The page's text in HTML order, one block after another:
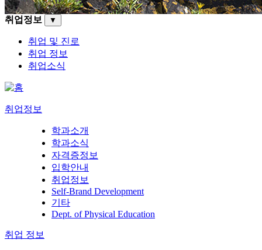
취업정보 ▼
취업 및 진로
취업 정보
취업소식
취업정보
학과소개
학과소식
자격증정보
입학안내
취업정보
Self-Brand Development
기타
Dept. of Physical Education
취업 정보